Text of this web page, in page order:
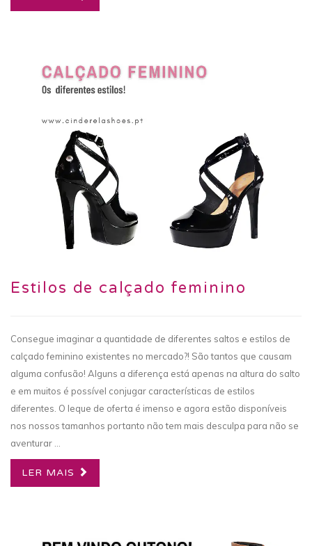
Estilos de calçado feminino
Consegue imaginar a quantidade de diferentes saltos e estilos de
calçado feminino existentes no mercado?! São tantos que causam
alguma confusão! Alguns a diferença está apenas na altura do salto
e em muitos é possível conjugar características de estilos
diferentes. O leque de oferta é imenso e agora estão disponíveis
nos nossos tamanhos portanto não tem mais desculpa para não se
aventurar ...
LER MAIS